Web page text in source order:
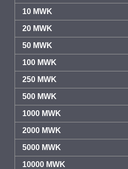
10 MWK
20 MWK
50 MWK
100 MWK
250 MWK
500 MWK
1000 MWK
2000 MWK
5000 MWK
10000 MWK